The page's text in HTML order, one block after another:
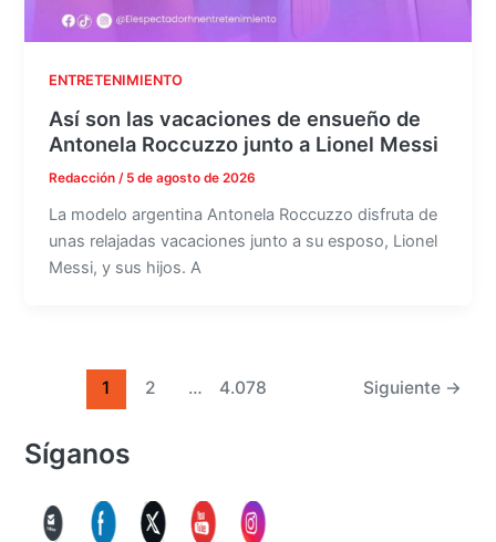
ENTRETENIMIENTO
Así son las vacaciones de ensueño de
Antonela Roccuzzo junto a Lionel Messi
Redacción / 5 de agosto de 2026
La modelo argentina Antonela Roccuzzo disfruta de
unas relajadas vacaciones junto a su esposo, Lionel
Messi, y sus hijos. A
1 2 … 4.078 Siguiente →
Síganos